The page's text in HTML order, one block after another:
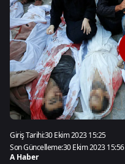
Giriş Tarihi:30 Ekim 2023 15:25
Son Güncelleme:30 Ekim 2023 15:56
A Haber